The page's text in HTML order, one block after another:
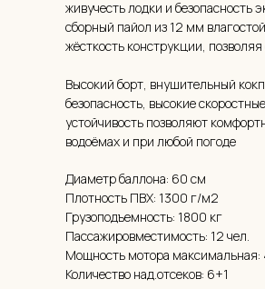
живучесть лодки и безопасность
сборный пайол из 12 мм
жёсткость конструкции,
Высокий борт, внушительный
безопасность, высокие
устойчивость позволяют
водоёмах и при любой погоде
Диаметр баллона: 60 см
Плотность ПВХ: 1300 г/м2
Грузоподъемность: 1800 кг
Пассажировместимость: 12 чел.
Мощность мотора максимальная:
Количество над.отсеков: 6+1